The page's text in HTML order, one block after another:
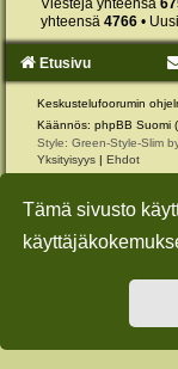
Tämä sivusto
yhteensä 4766 •
Etusivu
Keskustelufoorumin
Käännös: phpBB Suomi
Style: Green-Style-Slim
Yksityisyys | Ehdot